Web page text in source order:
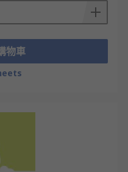
物車